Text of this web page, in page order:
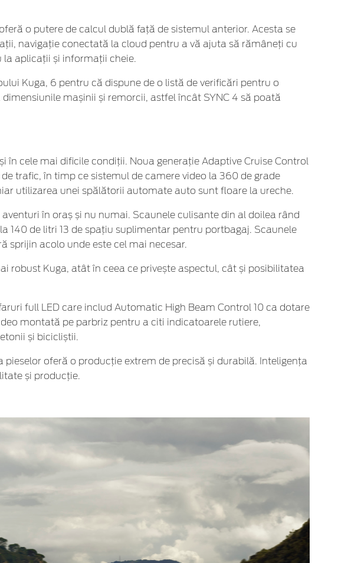
o putere de calcul dublă față de sistemul anterior. Acesta se
navigație conectată la cloud pentru a vă ajuta să rămâneți cu
la aplicații și informații cheie.
Kuga, 6 pentru că dispune de o listă de verificări pentru o
mașinii și remorcii, astfel încât SYNC 4 să poată
cele mai dificile condiții. Noua generație Adaptive Cruise Control
trafic, în timp ce sistemul de camere video la 360 de grade
utilizarea unei spălătorii automate auto sunt floare la ureche.
în oraș și nu numai. Scaunele culisante din al doilea rând
140 de litri 13 de spațiu suplimentar pentru portbagaj. Scaunele
sprijin acolo unde este cel mai necesar.
robust Kuga, atât în ceea ce privește aspectul, cât și posibilitatea
full LED care includ Automatic High Beam Control 10 ca dotare
montată pe parbriz pentru a citi indicatoarele rutiere,
și bicicliștii.
oferă o producție extrem de precisă și durabilă. Inteligența
și producție.